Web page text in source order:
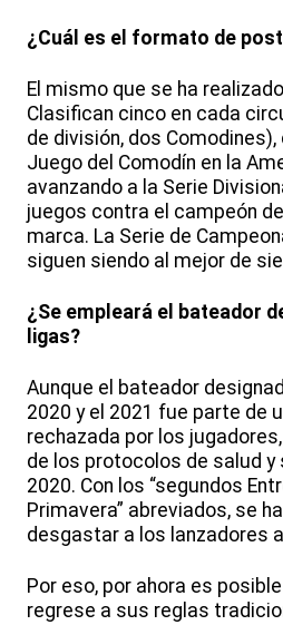
¿Cuál es el formato de
El mismo que se ha
Clasifican cinco en cada
de división, dos Comodines),
Juego del Comodín en la
avanzando a la Serie
juegos contra el campeón
marca. La Serie de
siguen siendo al mejor de
¿Se empleará el bateador
ligas?
Aunque el bateador
2020 y el 2021 fue parte de
rechazada por los
de los protocolos de salud y
2020. Con los “segundos
Primavera” abreviados, se
desgastar a los lanzadores
Por eso, por ahora es
regrese a sus reglas